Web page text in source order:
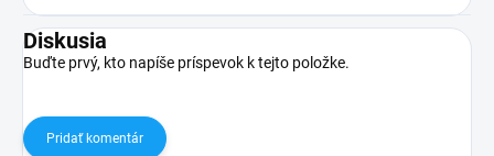
Diskusia
Buďte prvý, kto napíše príspevok k tejto položke.
Pridať komentár